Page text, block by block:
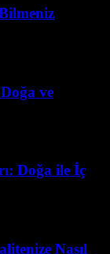
ve
Doğa ile İç
Nasıl